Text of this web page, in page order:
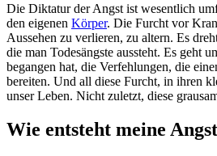
Die Diktatur der Angst ist wesentlich
den eigenen Körper. Die Furcht vor
Aussehen zu verlieren, zu altern. Es
die man Todesängste aussteht. Es geht
begangen hat, die Verfehlungen, die
bereiten. Und all diese Furcht, in ihren
unser Leben. Nicht zuletzt, diese
Wie entsteht meine